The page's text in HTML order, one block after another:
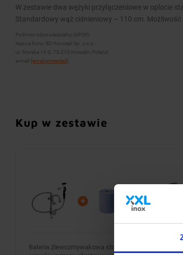
W zestawie dwa wężyki przyłączeniowe w oplocie
Standardowy wąż ciśnieniowy – 110 cm. Możliwość
Podmiot odpowiedzialny (GPSR):
Nazwa firmy: BD Koncept Sp. z o.o.
ul. Morska 19 G, 75-210 Koszalin, Poland
e-mail:
[email protected]
Kup w zestawie
Bateria zlewozmywakowa stojąca jednouchwytowa ze